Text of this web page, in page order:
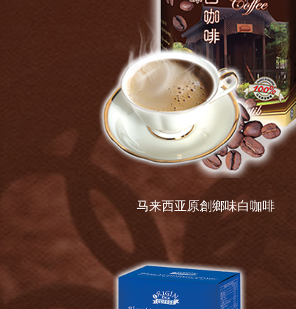
马来西亚原創鄉味白咖啡